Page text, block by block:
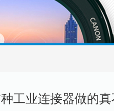
工业连接器做的